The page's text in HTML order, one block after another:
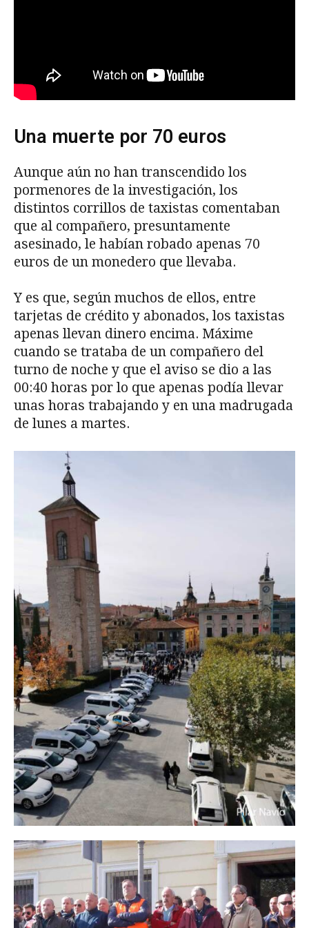
Una muerte por 70 euros
Aunque aún no han transcendido los
pormenores de la investigación, los
distintos corrillos de taxistas comentaban
que al compañero, presuntamente
asesinado, le habían robado apenas 70
euros de un monedero que llevaba.
Y es que, según muchos de ellos, entre
tarjetas de crédito y abonados, los taxistas
apenas llevan dinero encima. Máxime
cuando se trataba de un compañero del
turno de noche y que el aviso se dio a las
00:40 horas por lo que apenas podía llevar
unas horas trabajando y en una madrugada
de lunes a martes.